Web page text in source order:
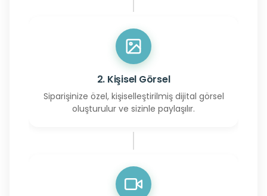
2. Kişisel Görsel
Siparişinize özel, kişiselleştirilmiş dijital görsel
oluşturulur ve sizinle paylaşılır.